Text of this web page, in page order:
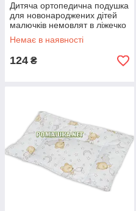
Дитяча ортопедична подушка
для новонароджених дітей
малючків немовлят в ліжечко
4656 Сірий
Немає в наявності
124 ₴